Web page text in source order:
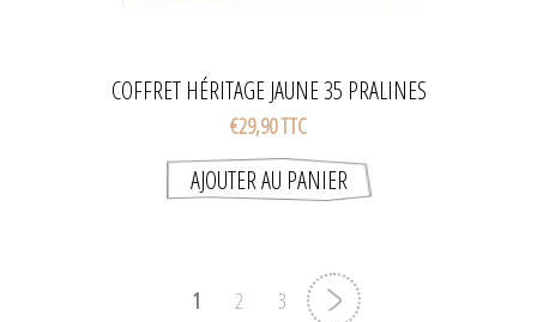
COFFRET HÉRITAGE JAUNE 35 PRALINES
€29,90 TTC
1 2 3